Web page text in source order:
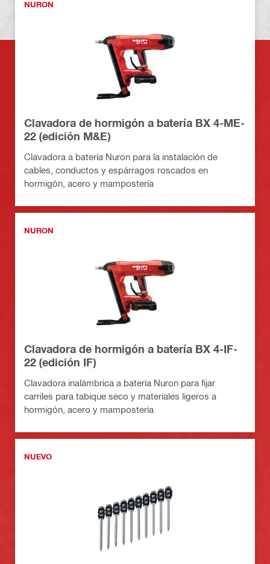
NURON
Clavadora de hormigón a batería BX 4-ME-
22 (edición M&E)
Clavadora a batería Nuron para la instalación de
cables, conductos y espárragos roscados en
hormigón, acero y mampostería
NURON
Clavadora de hormigón a batería BX 4-IF-
22 (edición IF)
Clavadora inalámbrica a batería Nuron para fijar
carriles para tabique seco y materiales ligeros a
hormigón, acero y mampostería
NUEVO